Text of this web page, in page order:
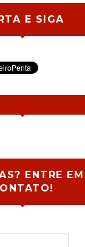
E SIGA
ENTRE EM